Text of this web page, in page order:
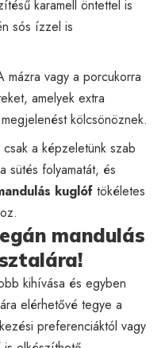
karamell öntettel is
sós ízzel is
mázra vagy a porcukorra
amelyek extra
kölcsönöznek.
a képzeletünk szab
sütés folyamatát, és
kuglóf tökéletes
mandulás
kihívása és egyben
elérhetővé tegye a
preferenciáktól vagy